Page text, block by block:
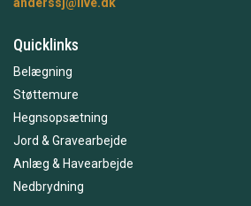
Quicklinks
Belægning
Støttemure
Hegnsopsætning
Jord & Gravearbejde
Anlæg & Havearbejde
Nedbrydning